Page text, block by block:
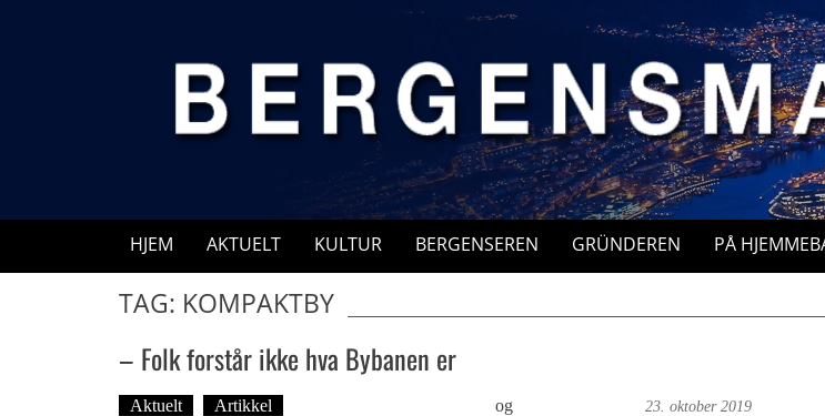
HJEM AKTUELT KULTUR BERGENSEREN GRÜNDEREN PÅ
TAG: KOMPAKTBY
– Folk forstår ikke hva Bybanen er
Aktuelt Artikkel og 23. oktober 2019